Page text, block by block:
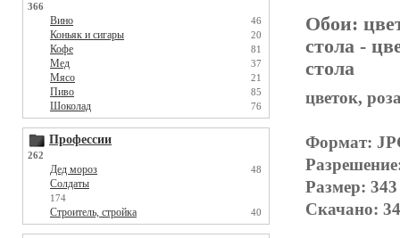
366
Вино 46
Коньяк и сигары 20
Кофе 81
Мед 37
Мясо 21
Пиво 85
Шоколад 76
Профессии
262
Дед мороз 48
Солдаты
174
Строитель, стройка 40
Обои:
стола-
стола
цветок,
Формат:
Размер:
Скачано: